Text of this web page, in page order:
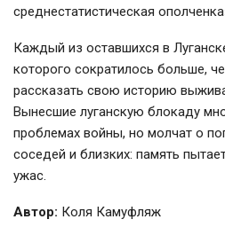
среднестатистическая
Каждый из оставшихся в
которого сократилось больше,
рассказать свою историю
Вынесшие луганскую блокаду
проблемах войны, но молчат о
соседей и близких: память
ужас.
Автор: Коля Камуфляж